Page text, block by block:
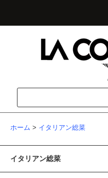
ホーム > イタリアン総菜
イタリアン総菜